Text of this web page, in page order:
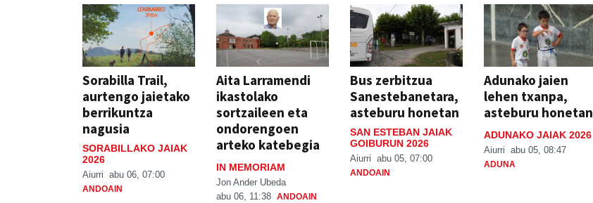
Sorabilla Trail,
aurtengo jaietako
berrikuntza
nagusia
SORABILLAKO JAIAK
2026
Aiurri abu 06, 07:00
ANDOAIN
Aita Larramendi
ikastolako
sortzaileen eta
ondorengoen
arteko katebegia
IN MEMORIAM
Jon Ander Ubeda
abu 06, 11:38 ANDOAIN
Bus zerbitzua
Sanestebanetara,
asteburu honetan
SAN ESTEBAN JAIAK
GOIBURUN 2026
Aiurri abu 05, 07:00
ANDOAIN
Adunako jaien
lehen txanpa,
asteburu honetan
ADUNAKO JAIAK 2026
Aiurri abu 05, 08:47
ADUNA